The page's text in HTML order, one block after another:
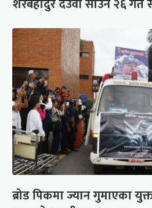
शेरबहादुर देउवा साउन २६ गते
ब्रोड पिकमा ज्यान गुमाएका